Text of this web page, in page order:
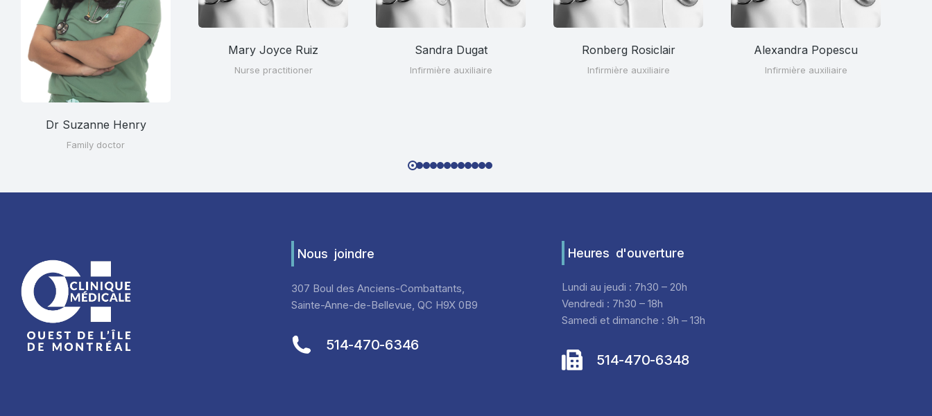
Dr Suzanne Henry
Family doctor
Mary Joyce Ruiz
Nurse practitioner
Sandra Dugat
Infirmière auxiliaire
Ronberg Rosiclair
Infirmière auxiliaire
Alexandra Popescu
Infirmière auxiliaire
Nous joindre
307 Boul des Anciens-Combattants,
Sainte-Anne-de-Bellevue, QC H9X 0B9
514-470-6346
Heures d'ouverture
Lundi au jeudi : 7h30 – 20h
Vendredi : 7h30 – 18h
Samedi et dimanche : 9h – 13h
514-470-6348